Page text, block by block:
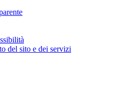
del sito e dei servizi